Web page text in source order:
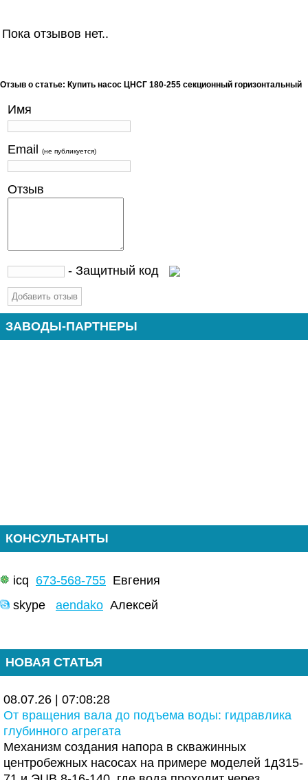
Пока отзывов нет..
Отзыв о статье: Купить насос ЦНСГ 180-255 секционный горизонтальный
Имя
Email (не публикуется)
Отзыв
- Защитный код
ЗАВОДЫ-ПАРТНЕРЫ
КОНСУЛЬТАНТЫ
icq 673-568-755 Евгения
skype aendako Алексей
НОВАЯ СТАТЬЯ
08.07.26 | 07:08:28
От вращения вала до подъема воды: гидравлика
глубинного агрегата
Механизм создания напора в скважинных
центробежных насосах на примере моделей 1д315-